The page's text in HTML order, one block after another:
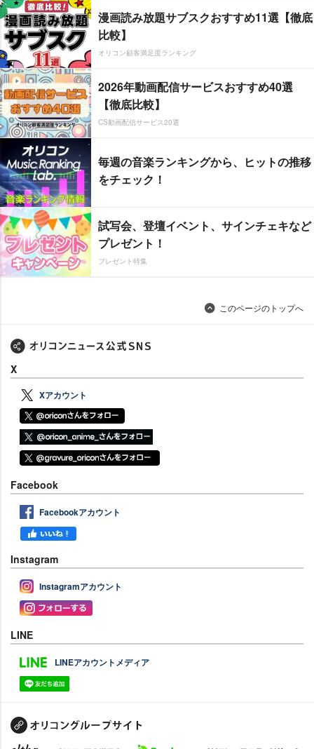
漫画読み放題サブスクおすすめ11選【徹底
比較】
オリコン顧客満足度ランキング
2026年動画配信サービスおすすめ40選
【徹底比較】
CS動画配信サービス20選
毎週の音楽ランキングから、ヒットの推移
をチェック！
試写会、登壇イベント、サインチェキなど
プレゼント！
プレゼント特集
このページのトップへ
X
Xアカウント
Facebook
Facebookアカウント
Instagram
Instagramアカウント
LINE
LINEアカウントメディア